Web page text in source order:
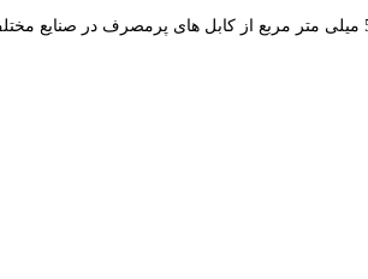
در برخی از محیط های صنعتی که لازم است کابل ها در برابر صدمات مکانیکی ایمن باشند از کابل های زره دار استفاده می کنند. کابل های سایز 57/0 ، 1 و 5/1